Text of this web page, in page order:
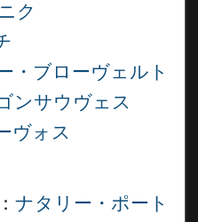
ク
・ブローヴェルト
ンサウヴェス
ヴォス
ナタリー・ポート